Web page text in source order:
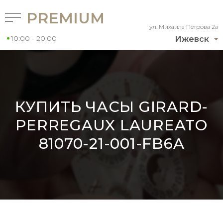
Ижевск
ул. Михаила Петрова 2а
PREMIUM
10:00 - 20:00
КУПИТЬ ЧАСЫ GIRARD-
PERREGAUX LAUREATO
81070-21-001-FB6A